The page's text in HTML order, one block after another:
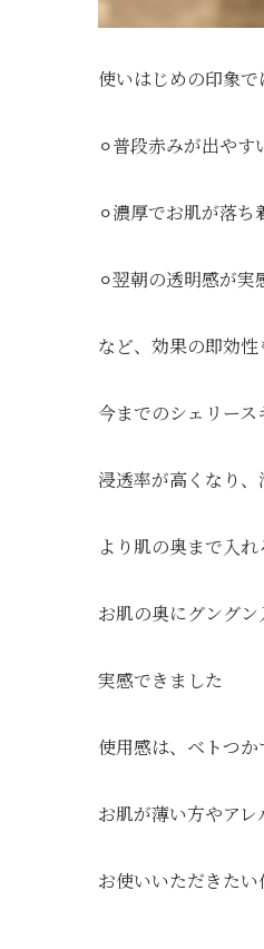
使いはじめの印象で
⚪︎普段赤みが出や
⚪︎濃厚でお肌が落ち
⚪︎翌朝の透明感が実
など、効果の即効
今までのシェリー
浸透率が高くなり
より肌の奥まで入
お肌の奥にグング
実感できました
使用感は、ベトつ
お肌が薄い方やア
お使いいただきた